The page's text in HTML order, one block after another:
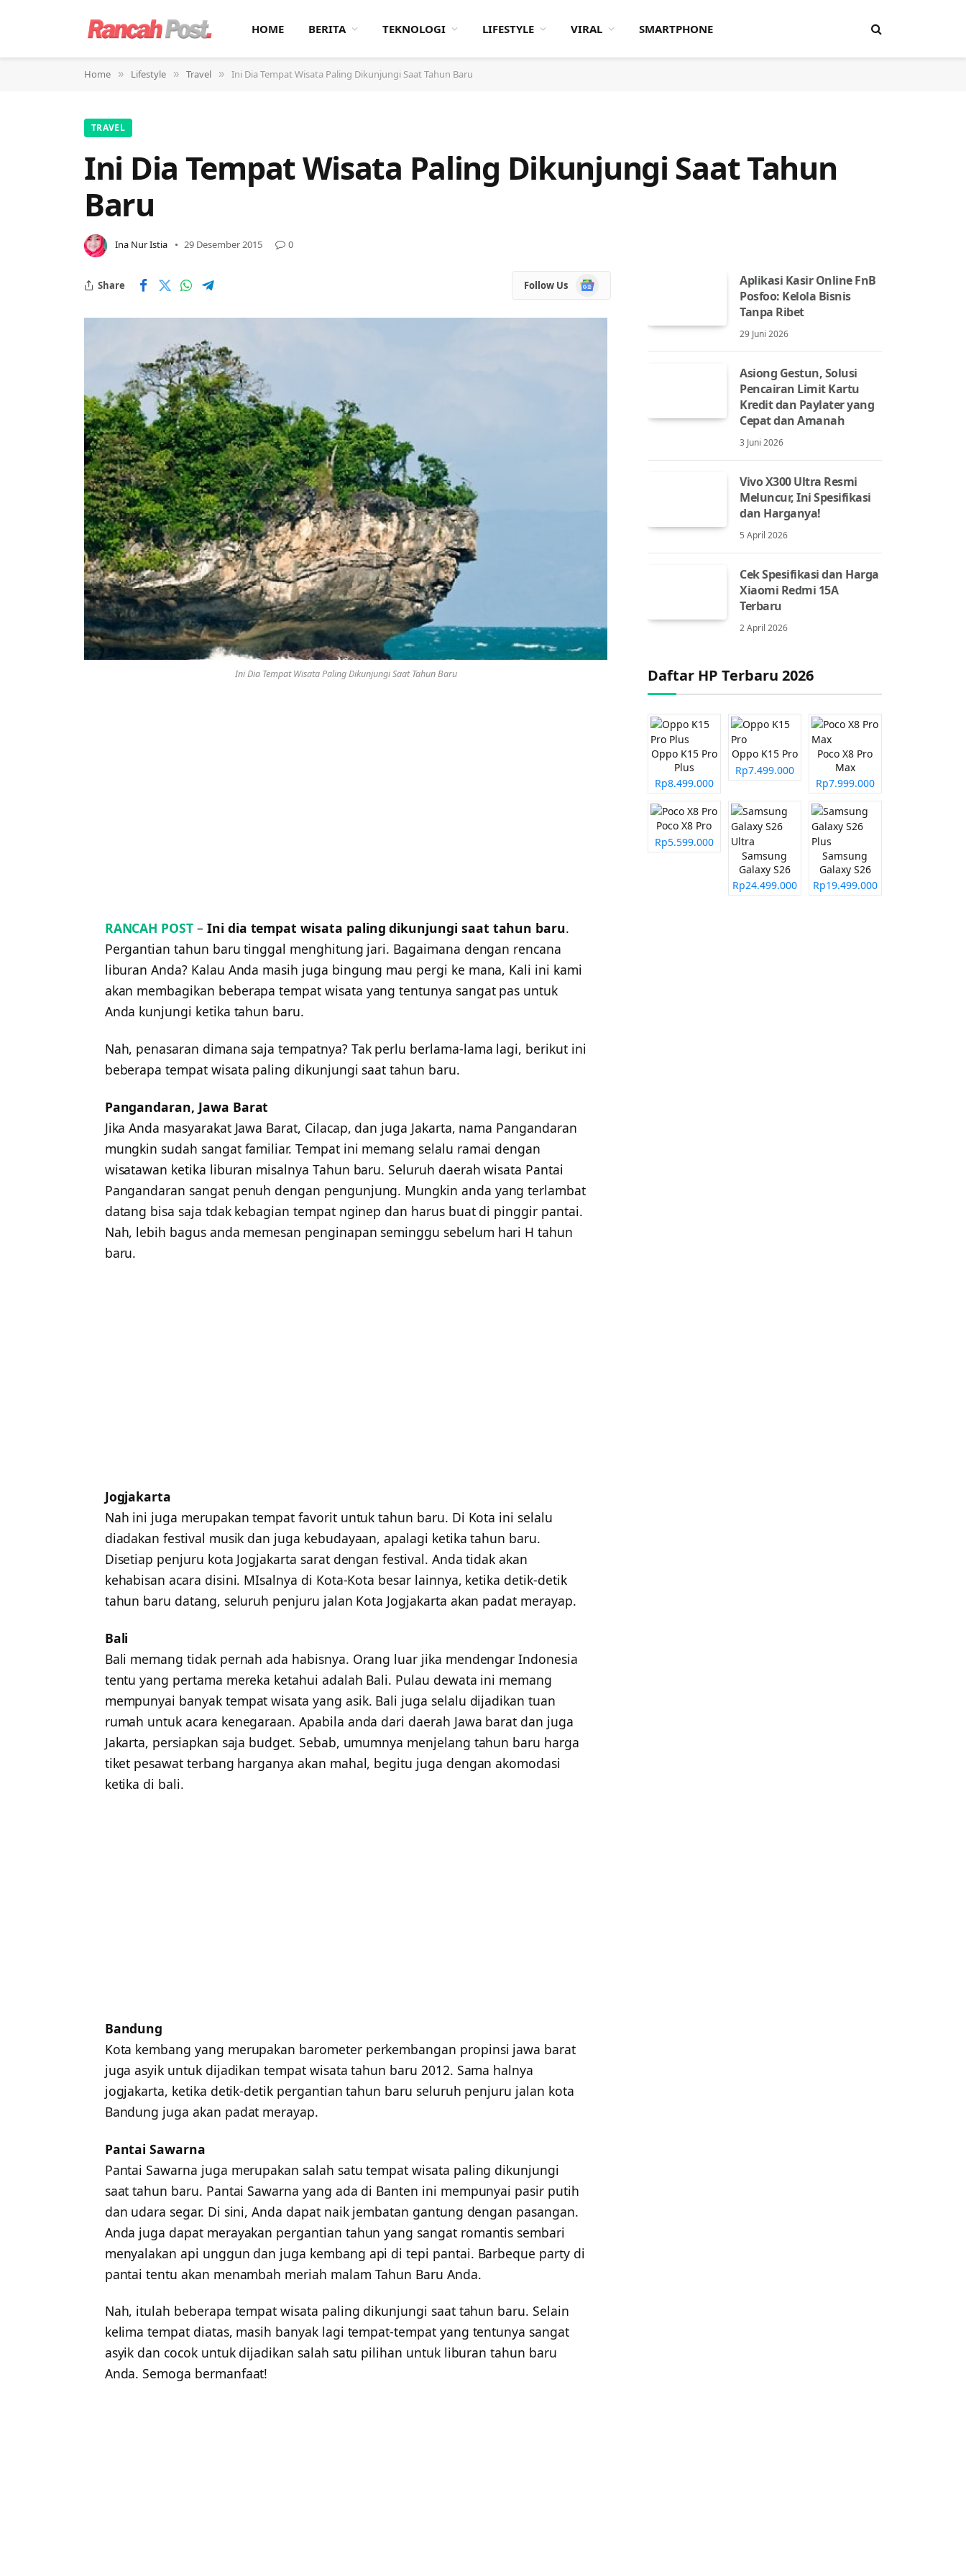
HOME BERITA TEKNOLOGI LIFESTYLE VIRAL SMARTPHONE
Home » Lifestyle » Travel » Ini Dia Tempat Wisata Paling Dikunjungi Saat Tahun Baru
TRAVEL
Ini Dia Tempat Wisata Paling Dikunjungi Saat Tahun
Baru
Ina Nur Istia 29 Desember 2015 0
Share Follow Us
Google
News
Ini Dia Tempat Wisata Paling Dikunjungi Saat Tahun Baru
RANCAH POST – Ini dia tempat wisata paling dikunjungi saat tahun baru.
Pergantian tahun baru tinggal menghitung jari. Bagaimana dengan rencana
liburan Anda? Kalau Anda masih juga bingung mau pergi ke mana, Kali ini kami
akan membagikan beberapa tempat wisata yang tentunya sangat pas untuk
Anda kunjungi ketika tahun baru.
Nah, penasaran dimana saja tempatnya? Tak perlu berlama-lama lagi, berikut ini
beberapa tempat wisata paling dikunjungi saat tahun baru.
Pangandaran, Jawa Barat
Jika Anda masyarakat Jawa Barat, Cilacap, dan juga Jakarta, nama Pangandaran
mungkin sudah sangat familiar. Tempat ini memang selalu ramai dengan
wisatawan ketika liburan misalnya Tahun baru. Seluruh daerah wisata Pantai
Pangandaran sangat penuh dengan pengunjung. Mungkin anda yang terlambat
datang bisa saja tdak kebagian tempat nginep dan harus buat di pinggir pantai.
Nah, lebih bagus anda memesan penginapan seminggu sebelum hari H tahun
baru.
Jogjakarta
Nah ini juga merupakan tempat favorit untuk tahun baru. Di Kota ini selalu
diadakan festival musik dan juga kebudayaan, apalagi ketika tahun baru.
Disetiap penjuru kota Jogjakarta sarat dengan festival. Anda tidak akan
kehabisan acara disini. MIsalnya di Kota-Kota besar lainnya, ketika detik-detik
tahun baru datang, seluruh penjuru jalan Kota Jogjakarta akan padat merayap.
Bali
Bali memang tidak pernah ada habisnya. Orang luar jika mendengar Indonesia
tentu yang pertama mereka ketahui adalah Bali. Pulau dewata ini memang
mempunyai banyak tempat wisata yang asik. Bali juga selalu dijadikan tuan
rumah untuk acara kenegaraan. Apabila anda dari daerah Jawa barat dan juga
Jakarta, persiapkan saja budget. Sebab, umumnya menjelang tahun baru harga
tiket pesawat terbang harganya akan mahal, begitu juga dengan akomodasi
ketika di bali.
Bandung
Kota kembang yang merupakan barometer perkembangan propinsi jawa barat
juga asyik untuk dijadikan tempat wisata tahun baru 2012. Sama halnya
jogjakarta, ketika detik-detik pergantian tahun baru seluruh penjuru jalan kota
Bandung juga akan padat merayap.
Pantai Sawarna
Pantai Sawarna juga merupakan salah satu tempat wisata paling dikunjungi
saat tahun baru. Pantai Sawarna yang ada di Banten ini mempunyai pasir putih
dan udara segar. Di sini, Anda dapat naik jembatan gantung dengan pasangan.
Anda juga dapat merayakan pergantian tahun yang sangat romantis sembari
menyalakan api unggun dan juga kembang api di tepi pantai. Barbeque party di
pantai tentu akan menambah meriah malam Tahun Baru Anda.
Nah, itulah beberapa tempat wisata paling dikunjungi saat tahun baru. Selain
kelima tempat diatas, masih banyak lagi tempat-tempat yang tentunya sangat
asyik dan cocok untuk dijadikan salah satu pilihan untuk liburan tahun baru
Anda. Semoga bermanfaat!
Aplikasi Kasir Online FnB
Posfoo: Kelola Bisnis
Tanpa Ribet
29 Juni 2026
Asiong Gestun, Solusi
Pencairan Limit Kartu
Kredit dan Paylater yang
Cepat dan Amanah
3 Juni 2026
Vivo X300 Ultra Resmi
Meluncur, Ini Spesifikasi
dan Harganya!
5 April 2026
Cek Spesifikasi dan Harga
Xiaomi Redmi 15A
Terbaru
2 April 2026
Daftar HP Terbaru 2026
Oppo K15 Pro
Plus
Rp8.499.000
Oppo K15 Pro
Rp7.499.000
Poco X8 Pro
Max
Rp7.999.000
Poco X8 Pro
Rp5.599.000
Samsung
Galaxy S26
Ultra
Rp24.499.000
Samsung
Galaxy S26
Plus
Rp19.499.000